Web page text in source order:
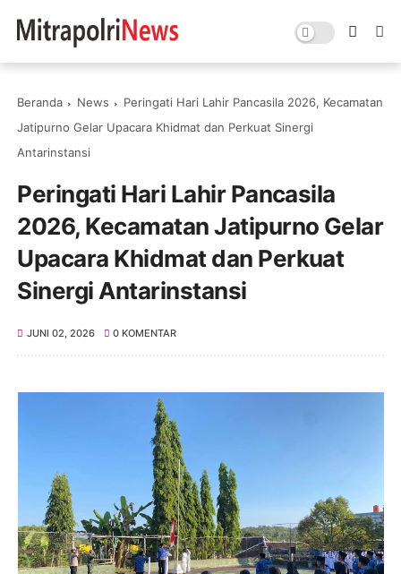
Beranda News
Peringati Hari Lahir Pancasila 2026, Kecamatan
Jatipurno Gelar Upacara Khidmat dan Perkuat Sinergi
Antarinstansi
Peringati Hari Lahir Pancasila
2026, Kecamatan Jatipurno Gelar
Upacara Khidmat dan Perkuat
Sinergi Antarinstansi
JUNI 02, 2026 0 KOMENTAR